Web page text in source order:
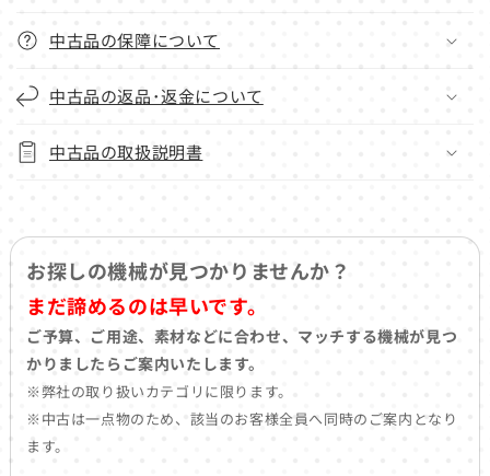
中古品の保障について
中古品の返品･返金について
中古品の取扱説明書
お探しの機械が見つかりませんか？
まだ諦めるのは早いです。
ご予算、ご用途、素材などに合わせ、マッチする機械が見つ
かりましたらご案内いたします。
※弊社の取り扱いカテゴリに限ります。
※中古は一点物のため、該当のお客様全員へ同時のご案内となり
ます。